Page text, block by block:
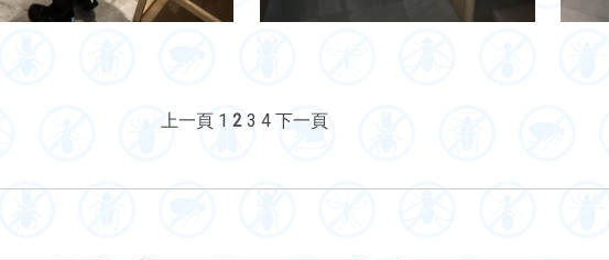
上一頁 1 2 3 4 下一頁